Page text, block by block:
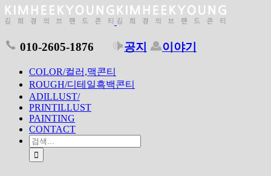
010-2605-1876 공지 이야기
COLOR/컬러,맥콘티
ROUGH/디테일흑백콘티
ADILLUST/
PRINTILLUST
PAINTING
CONTACT